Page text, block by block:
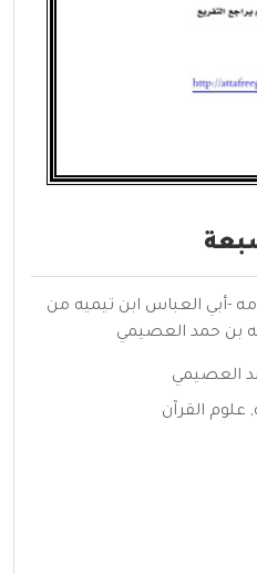
-أبي العباس ابن تيميه من
بن حمد العصيمي
العصيمي
, علوم القرآن